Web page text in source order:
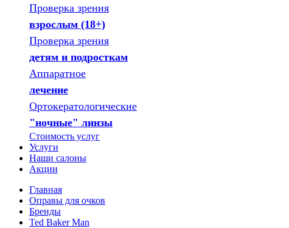
Проверка зрения
взрослым (18+)
Проверка зрения
детям и подросткам
Аппаратное
лечение
Ортокератологические
"ночные" линзы
Стоимость услуг
Услуги
Наши салоны
Акции
Главная
Оправы для очков
Бренды
Ted Baker Man